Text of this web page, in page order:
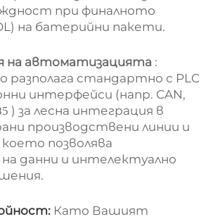
при финалното
на батерийни пакети.
на автоматизацията :
разполага стандартно с PLC
интерфейси (напр. CAN,
) за лесна интеграция в
производствени линии и
позволява
данни и интелектуално
Като Вашият